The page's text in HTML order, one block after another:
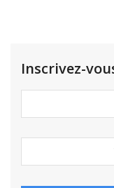
Inscrivez-